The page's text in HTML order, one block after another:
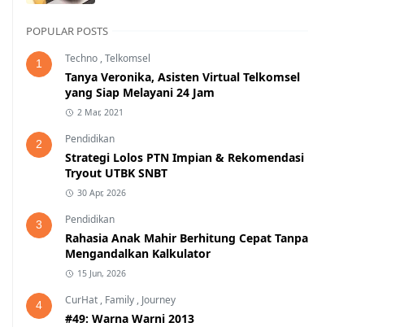
POPULAR POSTS
1 Techno ,Telkomsel
Tanya Veronika, Asisten Virtual Telkomsel
yang Siap Melayani 24 Jam
2 Mar, 2021
2 Pendidikan
Strategi Lolos PTN Impian & Rekomendasi
Tryout UTBK SNBT
30 Apr, 2026
3 Pendidikan
Rahasia Anak Mahir Berhitung Cepat Tanpa
Mengandalkan Kalkulator
15 Jun, 2026
4 CurHat , Family , Journey
#49: Warna Warni 2013